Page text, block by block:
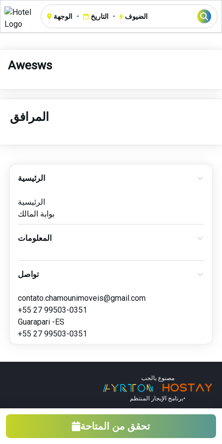
الوجهة - التاريخ - الضيوف
Awesws
المرافق
الرئيسية
الرئيسية
بوابة المالك
المعلومات
تواصل
contato.chamounimoveis@gmail.com
+55 27 99503-0351
Guarapari -ES
+55 27 99503-0351
مصنوع بالحب
برنامج الإيجار المنتظم•
تحقق من المتاحة